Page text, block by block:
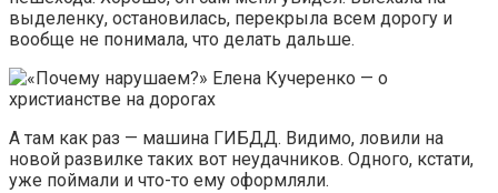
выделенку, остановилась, перекрыла всем дорогу и
вообще не понимала, что делать дальше.
А там как раз — машина ГИБДД. Видимо, ловили на
новой развилке таких вот неудачников. Одного, кстати,
уже поймали и что-то ему оформляли.